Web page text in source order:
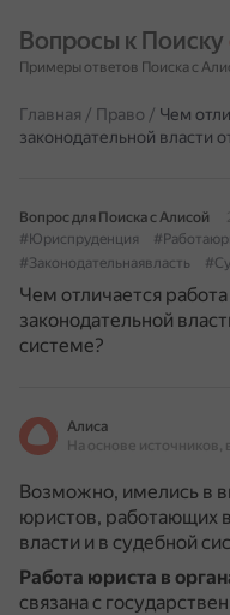
Вопросы к Поиску
Примеры ответов Поиска с
Главная / Право / Чем
законодательной власти
Вопрос для Поиска с Алисой
#Юриспруденция
#Законодательнаявласть
Чем отличается
законодательной
системе?
Алиса
Возможно, имелись в
юристов, работающих
власти и в судебной
Работа юриста в
связана с